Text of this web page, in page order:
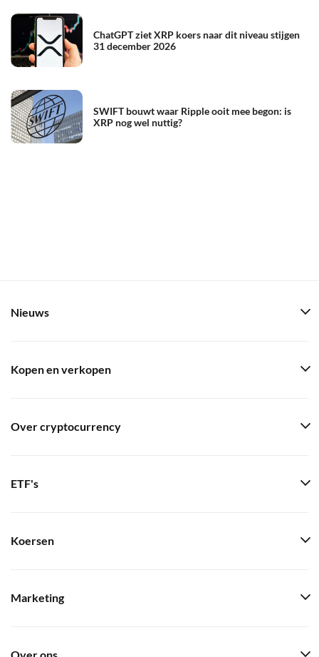
ChatGPT ziet XRP koers naar dit niveau stijgen
31 december 2026
SWIFT bouwt waar Ripple ooit mee begon: is
XRP nog wel nuttig?
Nieuws
Kopen en verkopen
Over cryptocurrency
ETF's
Koersen
Marketing